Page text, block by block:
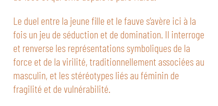
Le duel entre la jeune fille et le fauve s’avère ici à la
fois un jeu de séduction et de domination. Il interroge
et renverse les représentations symboliques de la
force et de la virilité, traditionnellement associées au
masculin, et les stéréotypes liés au féminin de
fragilité et de vulnérabilité.